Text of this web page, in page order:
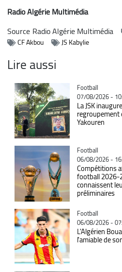
Radio Algérie Multimédia
Source Radio Algérie Multimédia
CF Akbou
JS Kabylie
Lire aussi
Catégorie
Football
07/08/2026 -
La JSK
Yakouren
Catégorie
Football
06/08/2026 -
Compétitions
football 2026-
connaissent
préliminaires
Catégorie
Football
06/08/2026 -
L'Algérien
l'amiable de